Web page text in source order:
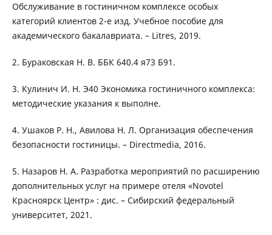
Обслуживание в гостиничном комплексе особых
категорий клиентов 2-е изд. Учебное пособие для
академического бакалавриата. – Litres, 2019.
2. Бураковская Н. В. ББК 640.4 я73 Б91.
3. Кулинич И. Н. Э40 Экономика гостиничного комплекса:
методические указания к выполне.
4. Ушаков Р. Н., Авилова Н. Л. Организация обеспечения
безопасности гостиницы. – Directmedia, 2016.
5. Назаров Н. А. Разработка мероприятий по расширению
дополнительных услуг на примере отеля «Novotel
Красноярск Центр» : дис. – Сибирский федеральный
университет, 2021.